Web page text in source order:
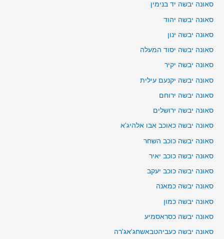
סאונה יבשה יד בנימין
סאונה יבשה יהוד
סאונה יבשה ינון
סאונה יבשה יסוד המעלה
סאונה יבשה יקיר
סאונה יבשה יקנעם עילית
סאונה יבשה ירוחם
סאונה יבשה ירושלים
סאונה יבשה כאוכב אבו אלהיג'א
סאונה יבשה כוכב השחר
סאונה יבשה כוכב יאיר
סאונה יבשה כוכב יעקב
סאונה יבשה כמאנה
סאונה יבשה כמון
סאונה יבשה כסראסמיע
סאונה יבשה כעביהטבאשחג'אג'רה